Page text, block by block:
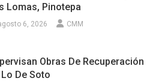
Lomas, Pinotepa
6, 2026 CMM
Obras De Recuperación
Lo De Soto